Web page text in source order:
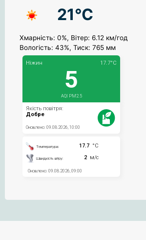
21°C
Хмарність: 0%, Вітер: 6.12 км/год
Вологість: 43%, Тиск: 765 мм